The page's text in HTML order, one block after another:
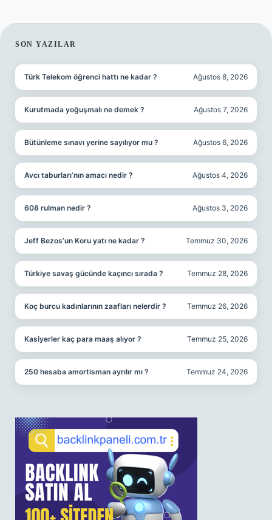
SIDEBAR
SON YAZILAR
Türk Telekom öğrenci hattı ne kadar ? Ağustos 8, 2026
Kurutmada yoğuşmalı ne demek ? Ağustos 7, 2026
Bütünleme sınavı yerine sayılıyor mu ? Ağustos 6, 2026
Avcı taburları’nın amacı nedir ? Ağustos 4, 2026
608 rulman nedir ? Ağustos 3, 2026
Jeff Bezos’un Koru yatı ne kadar ? Temmuz 30, 2026
Türkiye savaş gücünde kaçıncı sırada ? Temmuz 28, 2026
Koç burcu kadınlarının zaafları nelerdir ? Temmuz 26, 2026
Kasiyerler kaç para maaş alıyor ? Temmuz 25, 2026
250 hesaba amortisman ayrılır mı ? Temmuz 24, 2026